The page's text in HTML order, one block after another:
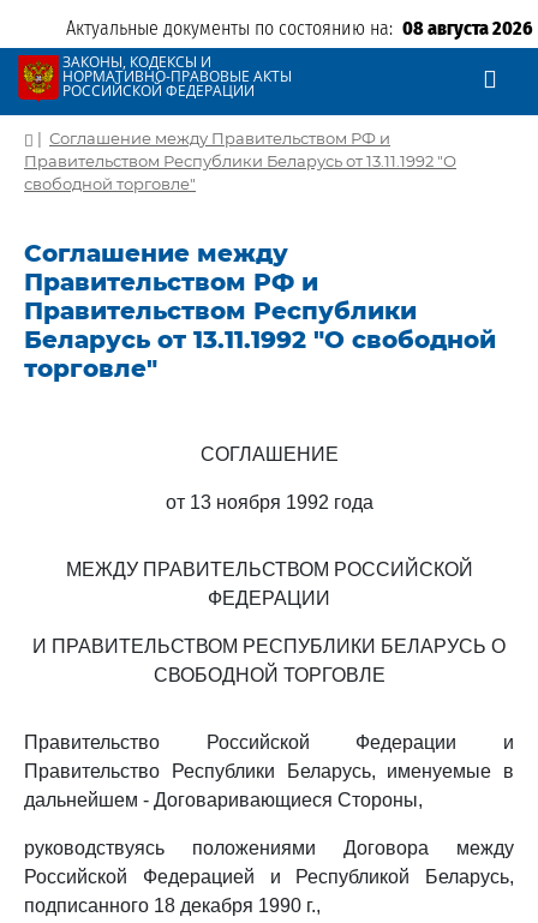
Актуальные документы по состоянию на: 08 августа 2026
ЗАКОНЫ, КОДЕКСЫ И
НОРМАТИВНО-ПРАВОВЫЕ АКТЫ
РОССИЙСКОЙ ФЕДЕРАЦИИ
| Соглашение между Правительством РФ и
Правительством Республики Беларусь от 13.11.1992 "О
свободной торговле"
Соглашение между
Правительством РФ и
Правительством Республики
Беларусь от 13.11.1992 "О свободной
торговле"
СОГЛАШЕНИЕ
от 13 ноября 1992 года
МЕЖДУ ПРАВИТЕЛЬСТВОМ РОССИЙСКОЙ
ФЕДЕРАЦИИ
И ПРАВИТЕЛЬСТВОМ РЕСПУБЛИКИ БЕЛАРУСЬ О
СВОБОДНОЙ ТОРГОВЛЕ
Правительство Российской Федерации и
Правительство Республики Беларусь, именуемые в
дальнейшем - Договаривающиеся Стороны,
руководствуясь положениями Договора между
Российской Федерацией и Республикой Беларусь,
подписанного 18 декабря 1990 г.,